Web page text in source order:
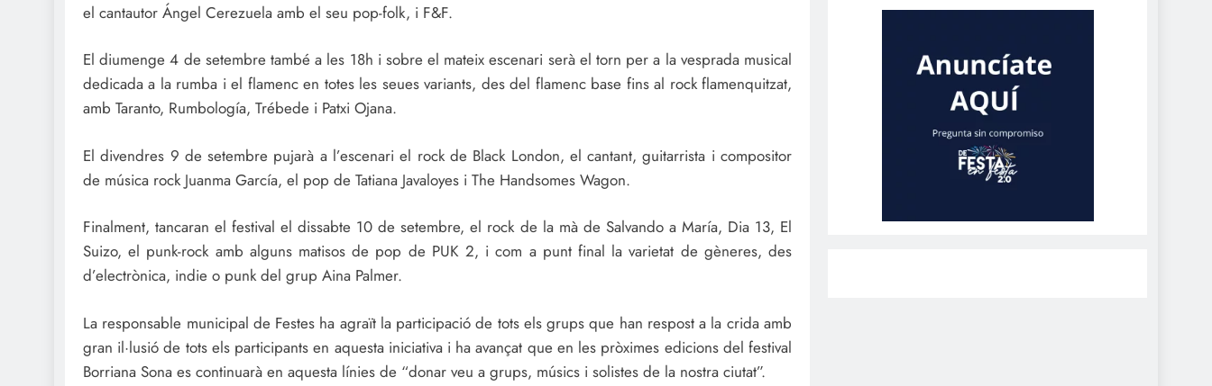
el cantautor Ángel Cerezuela amb el seu pop-folk, i F&F.
El diumenge 4 de setembre també a les 18h i sobre el mateix escenari serà el torn per a la vesprada musical
dedicada a la rumba i el flamenc en totes les seues variants, des del flamenc base fins al rock flamenquitzat,
amb Taranto, Rumbología, Trébede i Patxi Ojana.
El divendres 9 de setembre pujarà a l’escenari el rock de Black London, el cantant, guitarrista i compositor
de música rock Juanma García, el pop de Tatiana Javaloyes i The Handsomes Wagon.
Finalment, tancaran el festival el dissabte 10 de setembre, el rock de la mà de Salvando a María, Dia 13, El
Suizo, el punk-rock amb alguns matisos de pop de PUK 2, i com a punt final la varietat de gèneres, des
d’electrònica, indie o punk del grup Aina Palmer.
La responsable municipal de Festes ha agraït la participació de tots els grups que han respost a la crida amb
gran il·lusió de tots els participants en aquesta iniciativa i ha avançat que en les pròximes edicions del festival
Borriana Sona es continuarà en aquesta línies de “donar veu a grups, músics i solistes de la nostra ciutat”.